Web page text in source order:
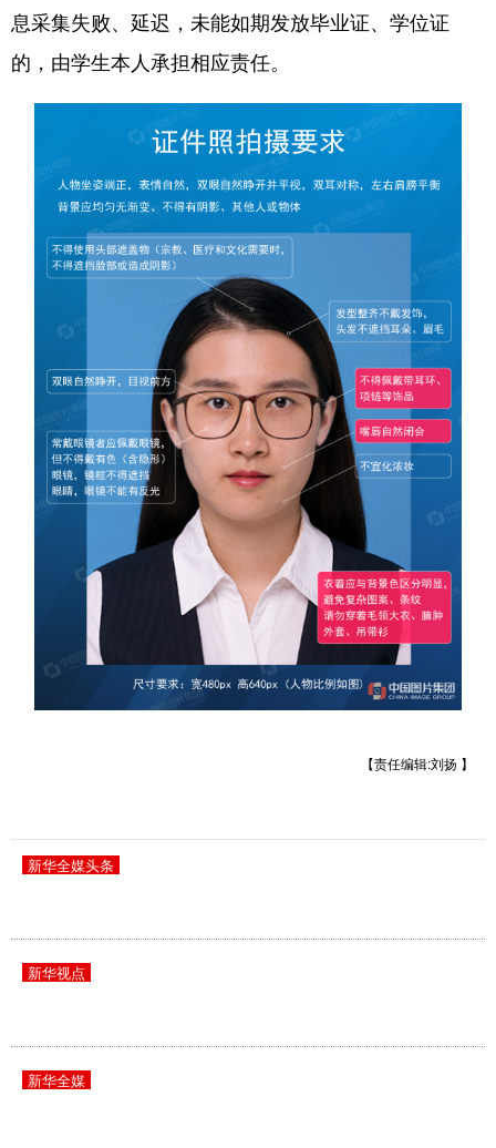
息采集失败、延迟，未能如期发放毕业证、学位证
的，由学生本人承担相应责任。
【责任编辑:刘扬 】
新华全媒头条
新华视点
新华全媒